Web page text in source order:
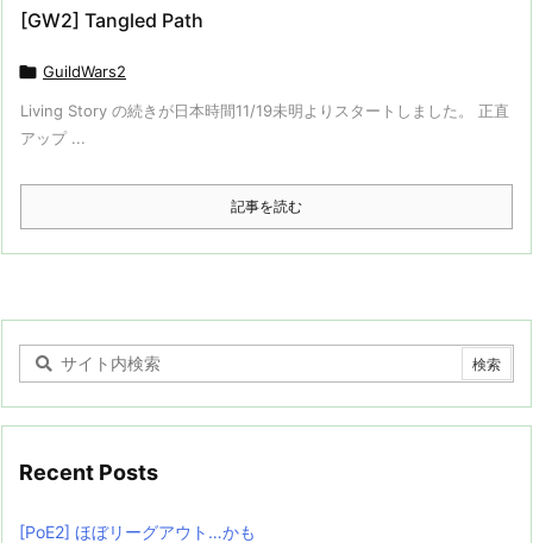
[GW2] Tangled Path
 GuildWars2
Living Story の続きが日本時間11/19未明よりスタートしました。 正直
アップ ...
記事を読む
Recent Posts
[PoE2] ほぼリーグアウト…かも